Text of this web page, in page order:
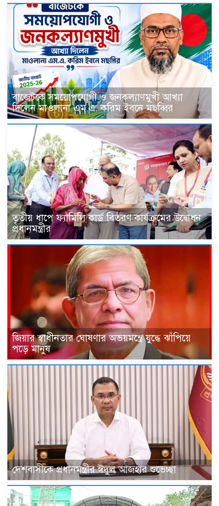
বাজেটকে সময়োপযোগী ও জনকল্যাণমুখী আখ্যা
দিলেন মাওলানা এম.এ. করিম ইবনে মছব্বির
তৃতীয় ধাপে ফ্যামিলি কার্ড বিতরণ কার্যক্রমের উদ্বোধন
প্রধানমন্ত্রীর
জিয়ার স্বাধীনতার ঘোষণার অভয়মন্ত্রে যুদ্ধে ঝাঁপিয়ে
পড়ে মানুষ
দেশবাসীকে প্রধানমন্ত্রীর ঈদুল আজহার শুভেচ্ছা